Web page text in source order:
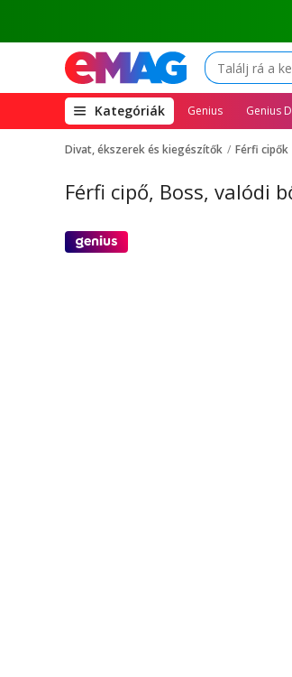
Kategóriák(open
megamenu)
Genius Genius
Divat, ékszerek és kiegészítők Férfi cipők
Férfi cipő, Boss, valódi